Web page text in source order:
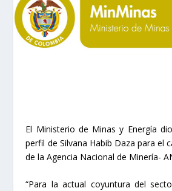
El Ministerio de Minas y Energía
perfil de Silvana Habib Daza para el
de la Agencia Nacional de Minería-
“Para la actual coyuntura del